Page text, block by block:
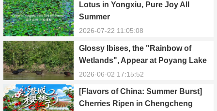
Lotus in Yongxiu, Pure Joy All
Summer
2026-07-22 11:05:08
Glossy Ibises, the "Rainbow of
Wetlands", Appear at Poyang Lake
in Yongxiu
2026-06-02 17:15:52
[Flavors of China: Summer Burst]
Cherries Ripen in Chengcheng